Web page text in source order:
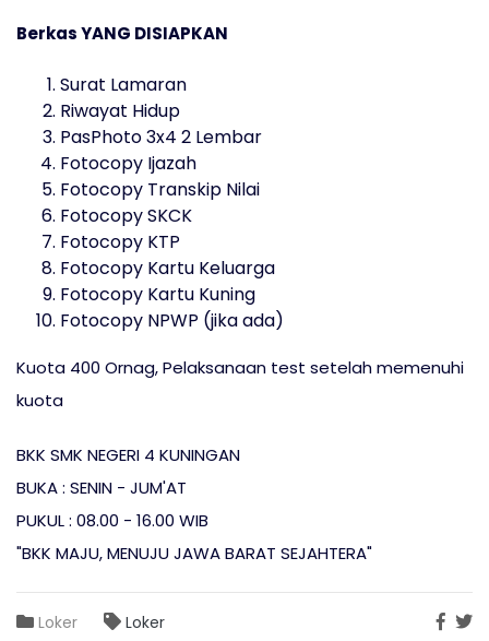
Berkas YANG DISIAPKAN
Surat Lamaran
Riwayat Hidup
PasPhoto 3x4 2 Lembar
Fotocopy Ijazah
Fotocopy Transkip Nilai
Fotocopy SKCK
Fotocopy KTP
Fotocopy Kartu Keluarga
Fotocopy Kartu Kuning
Fotocopy NPWP (jika ada)
Kuota 400 Ornag, Pelaksanaan test setelah memenuhi
kuota
BKK SMK NEGERI 4 KUNINGAN
BUKA : SENIN - JUM'AT
PUKUL : 08.00 - 16.00 WIB
"BKK MAJU, MENUJU JAWA BARAT SEJAHTERA"
Loker Loker